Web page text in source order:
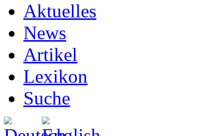
Aktuelles
News
Artikel
Lexikon
Suche